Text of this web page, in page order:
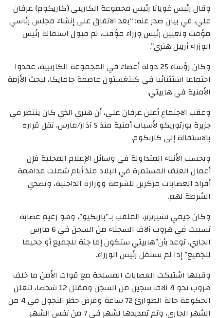
وقال رئيس غويانا رئيس مجموعة الكاريبي (كاريكوم) عرفان
علي، في بيان صدر عنه: “بعد الاتفاق على إنشاء مجلس رئاسي
مؤقت وتعيين رئيس وزراء مؤقت، تم قبول استقالة رئيس
الوزراء أرييل هنري”.
وكان رؤساء 25 دولة أعضاء في المجموعة الكاريبية، عقدوا
اجتماعا استثنائيا في كينغستون عاصمة جامايكا، لبحث الأزمة
الأمنية في هاييتي.
وعقب الاجتماع أعلن عرفان علي، أن هنري الذي كان ينتظر في
جزيرة بورتوريكو لأسباب أمنية منذ 5 آذار/مارس، نقل قراره
بالاستقالة إلى كاريكوم.
وبحسب الأنباء المتداولة في وسائل الإعلام المحلية فإن
أعمال العنف المستمرة في البلاد منذ أيام شملت مداهمة
أفراد العصابات مركزين للشرطة ووزارة الداخلية، وتصدي
الشرطة لهم.
وكان جيمي تشيريزير، الملقب بـ”باربكيو”، وهو زعيم عصابة
تسببت في هروب آلاف السجناء من السجن في 6 مارس
الجاري، توعد بأن”هاييتي ستكون إما جنة للجميع أو جحيما
للجميع” إذا لم يستقل رئيس الوزراء.
وقبلها اشتبكت العصابات المسلحة مع قوات الأمن ما خلف
هروب نحو 4 آلاف سجين من السجن ومقتل 12 شخصا، لتعلن
الحكومة حالة الطوارئ 72 ساعة وفرض حظر التجول في 4 من
الشهر الجاري، وتم تمديدها لشهر في 7 من نفس الشهر.